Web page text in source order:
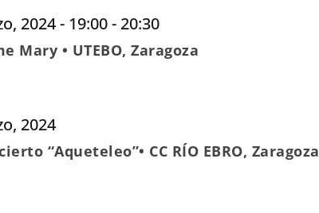
2024 - 19:00- 20:30
Mary • UTEBO, Zaragoza
2024
“Aqueteleo”• CC RÍO EBRO, Zaragoza